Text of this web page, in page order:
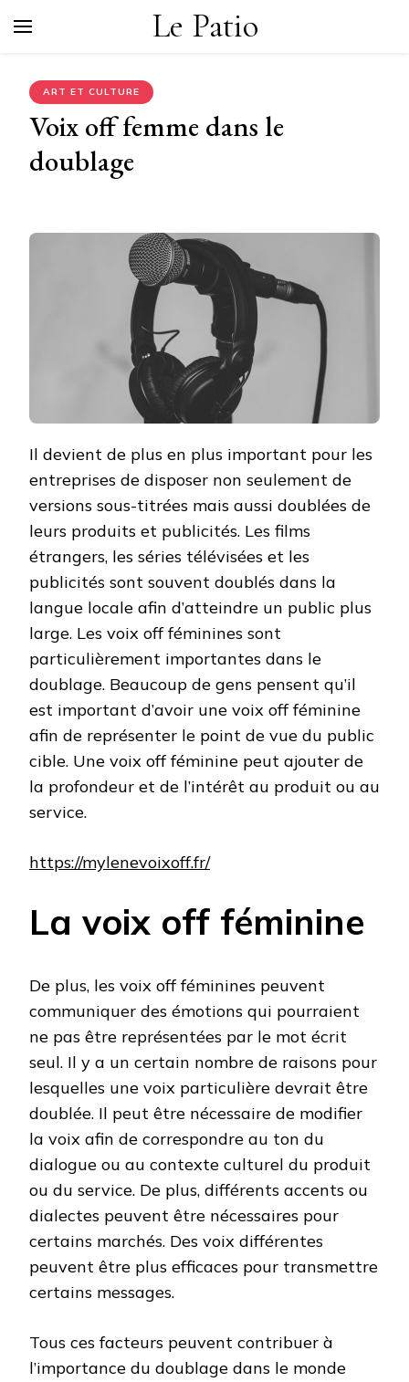
Le Patio
ART ET CULTURE
Voix off femme dans le
doublage
Il devient de plus en plus important pour les
entreprises de disposer non seulement de
versions sous-titrées mais aussi doublées de
leurs produits et publicités. Les films
étrangers, les séries télévisées et les
publicités sont souvent doublés dans la
langue locale afin d’atteindre un public plus
large. Les voix off féminines sont
particulièrement importantes dans le
doublage. Beaucoup de gens pensent qu’il
est important d’avoir une voix off féminine
afin de représenter le point de vue du public
cible. Une voix off féminine peut ajouter de
la profondeur et de l’intérêt au produit ou au
service.
https://mylenevoixoff.fr/
La voix off féminine
De plus, les voix off féminines peuvent
communiquer des émotions qui pourraient
ne pas être représentées par le mot écrit
seul. Il y a un certain nombre de raisons pour
lesquelles une voix particulière devrait être
doublée. Il peut être nécessaire de modifier
la voix afin de correspondre au ton du
dialogue ou au contexte culturel du produit
ou du service. De plus, différents accents ou
dialectes peuvent être nécessaires pour
certains marchés. Des voix différentes
peuvent être plus efficaces pour transmettre
certains messages.
Tous ces facteurs peuvent contribuer à
l’importance du doublage dans le monde